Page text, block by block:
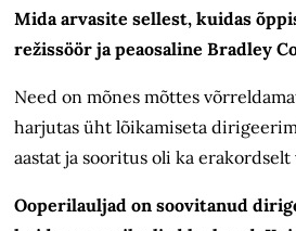
Mida arvasite sellest, kuidas
režissöör ja peaosaline Bradley
Need on mõnes mõttes
harjutas üht lõikamiseta
aastat ja sooritus oli ka erakordselt
Ooperilauljad on soovitanud